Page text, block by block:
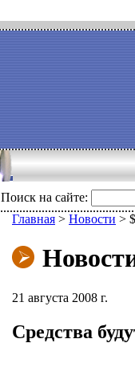
Поиск на сайте:
Главная > Новости >
21 августа 2008 г.
Средства